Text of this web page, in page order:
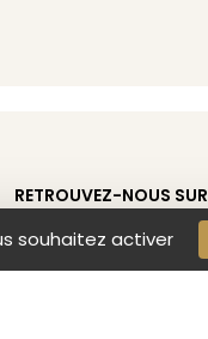
RETROUVEZ-NOUS SUR
souhaitez activer